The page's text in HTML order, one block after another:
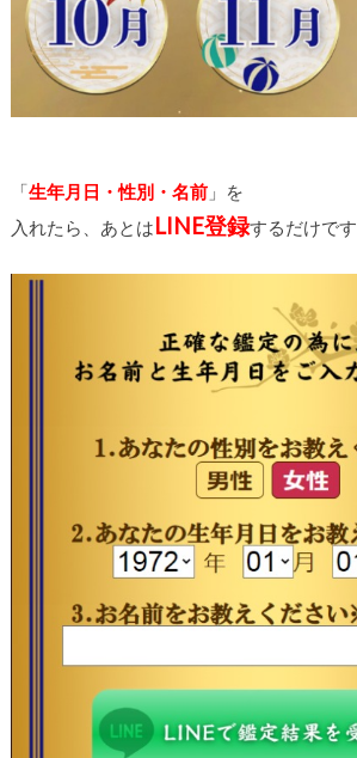
「生年月日・性別・名前」を
入れたら、あとはLINE登録するだけです